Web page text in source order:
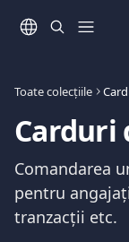
Toate colecțiile
Carduri
Comandarea
pentru
tranzacții etc.